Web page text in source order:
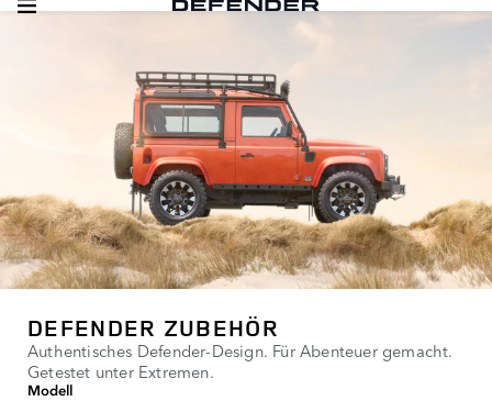
DEFENDER ZUBEHÖR
Authentisches Defender-Design. Für Abenteuer gemacht.
Getestet unter Extremen.
Modell